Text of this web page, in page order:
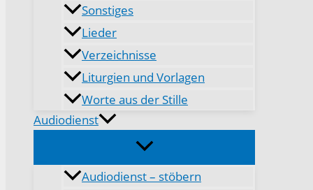
Sonstiges
Lieder
Verzeichnisse
Liturgien und Vorlagen
Worte aus der Stille
Audiodienst
Audiodienst – stöbern